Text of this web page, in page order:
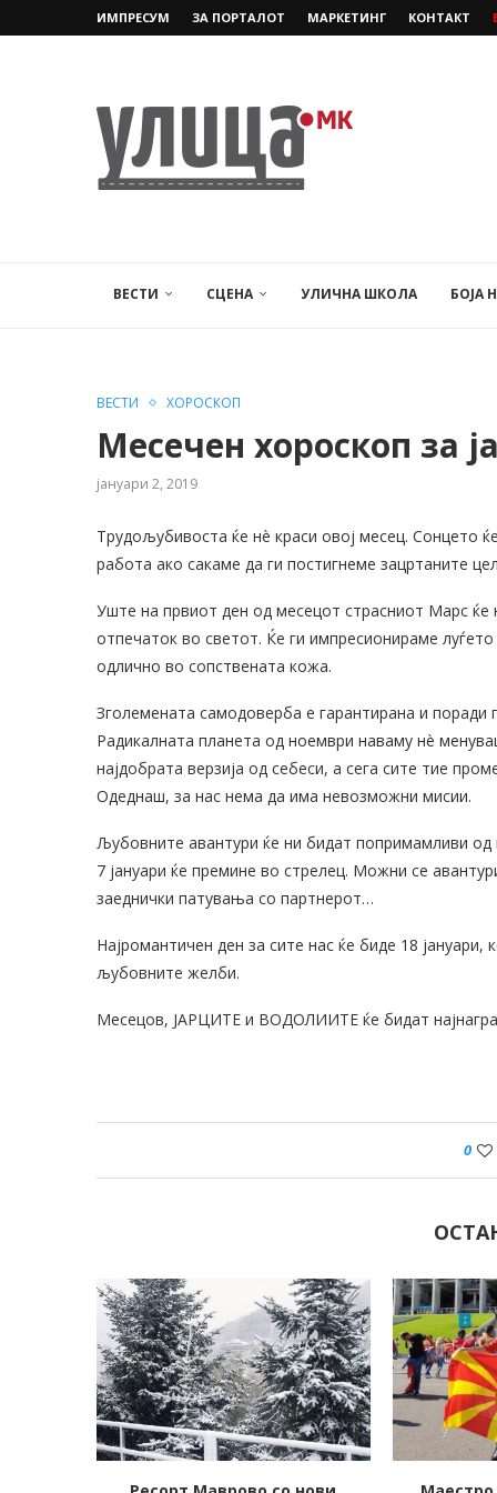
ИМПРЕСУМ ЗА ПОРТАЛОТ МАРКЕТИНГ КОНТАКТ
ВЕСТИ СЦЕНА УЛИЧНА ШКОЛА БОЈА
ВЕСТИ ХОРОСКОП
Месечен хороскоп за
јануари 2, 2019
Трудољубивоста ќе нè краси овој месец. Сонцето
работа ако сакаме да ги постигнеме зацртаните
Уште на првиот ден од месецот страсниот Марс ќе
отпечаток во светот. Ќе ги импресионираме
одлично во сопствената кожа.
Зголемената самодоверба е гарантирана и
Радикалната планета од ноември наваму нè
најдобрата верзија од себеси, а сега сите тие
Одеднаш, за нас нема да има невозможни мисии.
Љубовните авантури ќе ни бидат попримамливи
7 јануари ќе премине во стрелец. Можни се
заеднички патувања со партнерот…
Најромантичен ден за сите нас ќе биде 18
љубовните желби.
Месецов, ЈАРЦИТЕ и ВОДОЛИИТЕ ќе бидат
0